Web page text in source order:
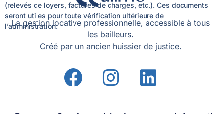
(relevés de loyers, factures de charges, etc.). Ces documents
seront utiles pour toute vérification ultérieure de
l’administration.
La gestion locative professionnelle, accessible à tous
les bailleurs.
Créé par un ancien huissier de justice.